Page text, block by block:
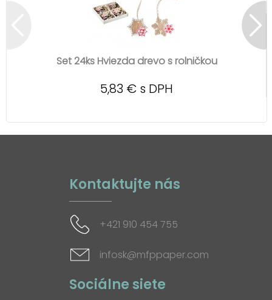
Set 24ks Hviezda drevo s rolničkou
5,83 € s DPH
Kontaktujte nás
+421 910 454 755
infosk@mfppaper.com
Sociálne siete